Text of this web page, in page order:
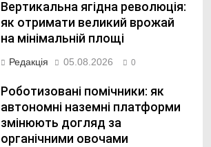
Вертикальна ягідна революція:
як отримати великий врожай
на мінімальній площі
Редакція 05.08.2026 0
Роботизовані помічники: як
автономні наземні платформи
змінюють догляд за
органічними овочами